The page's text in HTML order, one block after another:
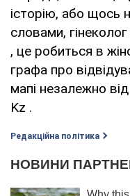
історію, або щось
словами,
, це робиться в
графа про
мапі незалежно
Kz .
Редакційна політика